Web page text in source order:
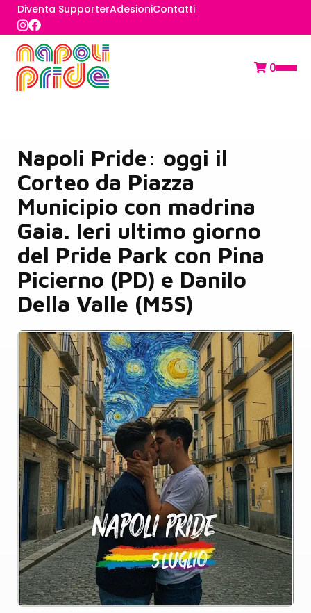
Diventa SupporterAdesioniContatti
0
Napoli Pride: oggi il
Corteo da Piazza
Municipio con madrina
Gaia. Ieri ultimo giorno
del Pride Park con Pina
Picierno (PD) e Danilo
Della Valle (M5S)